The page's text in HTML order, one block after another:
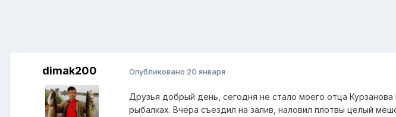
dimak200 Опубликовано 20 января
Друзья добрый день, сегодня не стало моего отца
рыбалках. Вчера съездил на залив, наловил плотвы целый